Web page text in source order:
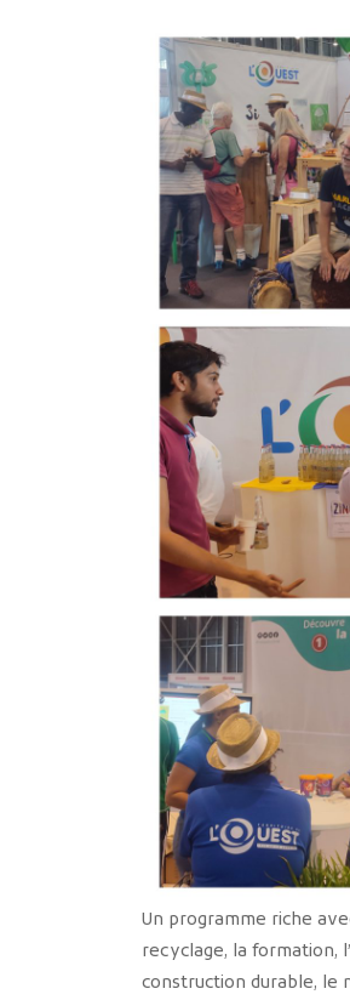
Un programme riche
recyclage, la formation,
construction durable, le